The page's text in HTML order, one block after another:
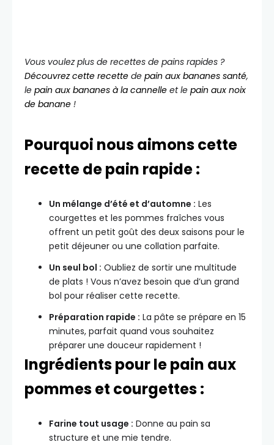
Vous voulez plus de recettes de pains rapides ?
Découvrez cette recette de pain aux bananes santé,
le pain aux bananes à la cannelle et le pain aux noix
de banane !
Pourquoi nous aimons cette
recette de pain rapide :
Un mélange d’été et d’automne : Les
courgettes et les pommes fraîches vous
offrent un petit goût des deux saisons pour le
petit déjeuner ou une collation parfaite.
Un seul bol : Oubliez de sortir une multitude
de plats ! Vous n’avez besoin que d’un grand
bol pour réaliser cette recette.
Préparation rapide : La pâte se prépare en 15
minutes, parfait quand vous souhaitez
préparer une douceur rapidement !
Ingrédients pour le pain aux
pommes et courgettes :
Farine tout usage : Donne au pain sa
structure et une mie tendre.